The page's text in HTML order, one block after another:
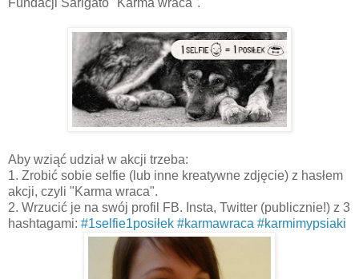
Fundacji Sarigato "Karma wraca".
Aby wziąć udział w akcji trzeba:
1. Zrobić sobie selfie (lub inne kreatywne zdjęcie) z hasłem
akcji, czyli "Karma wraca".
2. Wrzucić je na swój profil FB. Insta, Twitter (publicznie!) z 3
hashtagami: #1selfie1posiłek #karmawraca #karmimypsiaki